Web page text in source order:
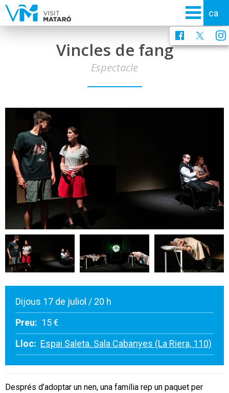
Vincles de fang
Espectacle
Dijous 17 de juliol / 20 h
Preu: 15 €
Lloc: Espai Saleta. Sala Cabanyes (La Riera, 110)
Després d’adoptar un nen, una família rep un paquet per